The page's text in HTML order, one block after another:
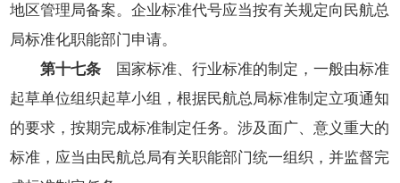
地区管理局备案。企业标准代号应当按有关规定向民航总
局标准化职能部门申请。
第十七条国家标准、行业标准的制定，一般由标准
起草单位组织起草小组，根据民航总局标准制定立项通知
的要求，按期完成标准制定任务。涉及面广、意义重大的
标准，应当由民航总局有关职能部门统一组织，并监督完